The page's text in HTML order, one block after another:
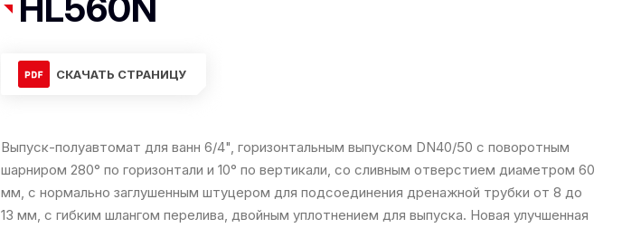
СКАЧАТЬ СТРАНИЦУ
Выпуск-полуавтомат для ванн 6/4", горизонтальным выпуском DN40/50 с поворотным
шарниром 280° по горизонтали и 10° по вертикали, со сливным отверстием диаметром 60
мм, с нормально заглушенным штуцером для подсоединения дренажной трубки от 8 до
13 мм, с гибким шлангом перелива, двойным уплотнением для выпуска. Новая улучшенная